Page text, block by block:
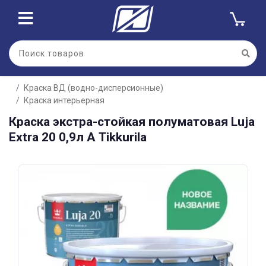
Краска ВД (водно-дисперсионные)
Краска интерьерная
Краска экстра-стойкая полуматовая Luja
Extra 20 0,9л А Tikkurila
Для клиентов всех банков
Разбейте
оплатуна части
без переплат
Сегодня